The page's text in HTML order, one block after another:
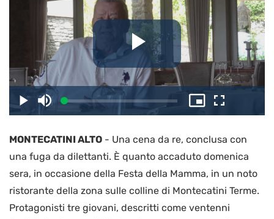
il
video
PlayDisattiva
l’audio
Caricato:
3.05%
Picture-
in-
Schermo
intero
MONTECATINI ALTO - Una cena da re, conclusa con
una fuga da dilettanti. È quanto accaduto domenica
sera, in occasione della Festa della Mamma, in un noto
ristorante della zona sulle colline di Montecatini Terme.
Protagonisti tre giovani, descritti come ventenni